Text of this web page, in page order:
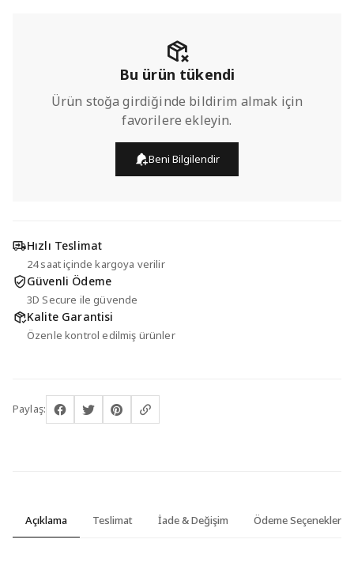
Bu ürün tükendi
Ürün stoğa girdiğinde bildirim almak için
favorilere ekleyin.
Beni Bilgilendir
Hızlı Teslimat
24 saat içinde kargoya verilir
Güvenli Ödeme
3D Secure ile güvende
Kalite Garantisi
Özenle kontrol edilmiş ürünler
Paylaş:
Açıklama Teslimat İade & Değişim Ödeme Seçenekleri